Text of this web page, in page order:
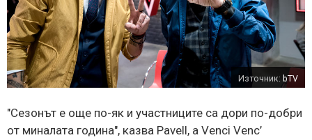
Източник: bTV
"Сезонът е още по-як и участниците са дори по-добри
от миналата година", казва Pavell, а Venci Venc’